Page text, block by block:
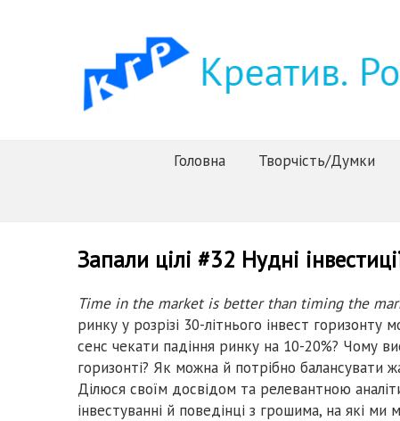
Головна Творчість/Думки
Запали цілі #32 Нудні
Time in the market is better than timing the
ринку у розрізі 30-літнього інвест
сенс чекати падіння ринку на 10-20%? Чому
горизонті? Як можна й потрібно балансувати
Ділюся своїм досвідом та релевантною
інвестуванні й поведінці з грошима, на які ми